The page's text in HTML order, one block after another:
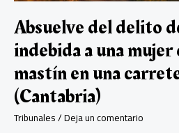
y
no
contenían
una
provocación
a
la
discriminación
Absuelve del delito
indebida a una
mastín en una
(Cantabria)
Tribunales/Deja un comentario